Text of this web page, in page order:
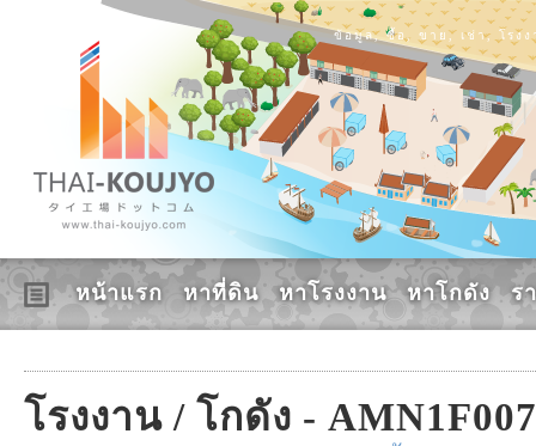
ข้อมูล, ซื้อ, ขาย, เช่า, โรง
หน้าแรก หาที่ดิน หาโรงงาน หาโกดัง ร
โรงงาน / โกดัง -